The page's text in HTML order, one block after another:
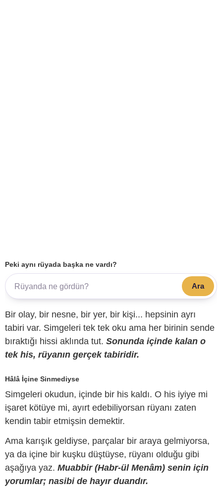
Peki aynı rüyada başka ne vardı?
Ara
Bir olay, bir nesne, bir yer, bir kişi... hepsinin ayrı
tabiri var. Simgeleri tek tek oku ama her birinin sende
bıraktığı hissi aklında tut. Sonunda içinde kalan o
tek his, rüyanın gerçek tabiridir.
Hâlâ İçine Sinmediyse
Simgeleri okudun, içinde bir his kaldı. O his iyiye mi
işaret kötüye mi, ayırt edebiliyorsan rüyanı zaten
kendin tabir etmişsin demektir.
Ama karışık geldiyse, parçalar bir araya gelmiyorsa,
ya da içine bir kuşku düştüyse, rüyanı olduğu gibi
aşağıya yaz. Muabbir (Habr-ül Menâm) senin için
yorumlar; nasibi de hayır duandır.